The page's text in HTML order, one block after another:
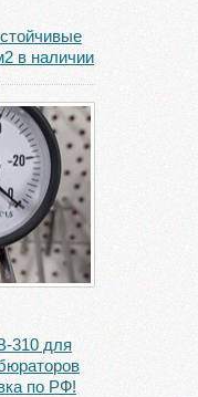
в наличии
для
по РФ!